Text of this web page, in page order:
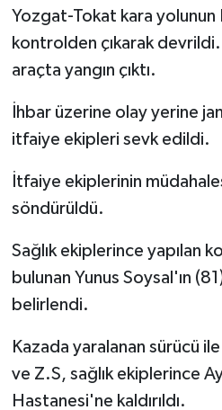
Yozgat-Tokat kara yolunun
kontrolden çıkarak devrildi.
araçta yangın çıktı.
İhbar üzerine olay yerine
itfaiye ekipleri sevk edildi.
İtfaiye ekiplerinin
söndürüldü.
Sağlık ekiplerince yapılan
bulunan Yunus Soysal'ın
belirlendi.
Kazada yaralanan sürücü
ve Z.S, sağlık ekiplerince
Hastanesi'ne kaldırıldı.